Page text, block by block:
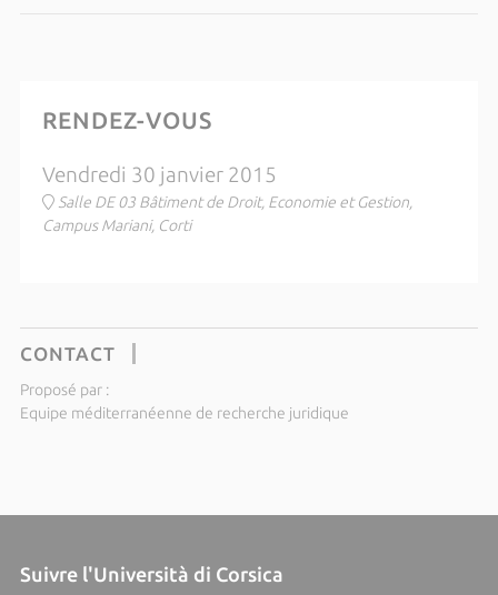
RENDEZ-VOUS
Vendredi 30 janvier 2015
Salle DE 03 Bâtiment de Droit, Economie et Gestion,
Campus Mariani, Corti
CONTACT
Proposé par :
Equipe méditerranéenne de recherche juridique
Suivre l'Università di Corsica